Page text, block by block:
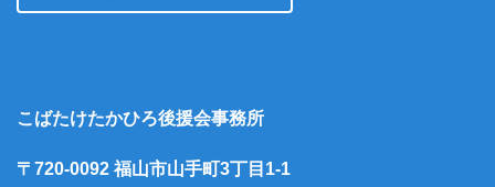
こばたけたかひろ後援会事務所
〒720-0092 福山市山手町3丁目1-1